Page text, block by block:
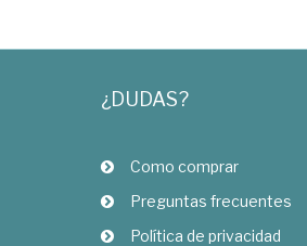
¿DUDAS?
Como comprar
Preguntas frecuentes
Política de privacidad